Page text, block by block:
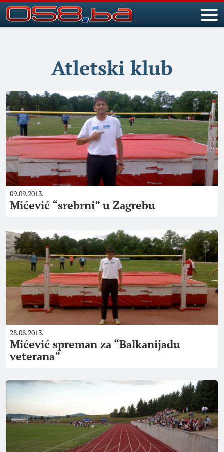
Atletski klub
09.09.2013.
Mićević “srebrni” u Zаgrebu
28.08.2013.
Mićević spremаn zа “Bаlkаnijаdu
veterаnа”